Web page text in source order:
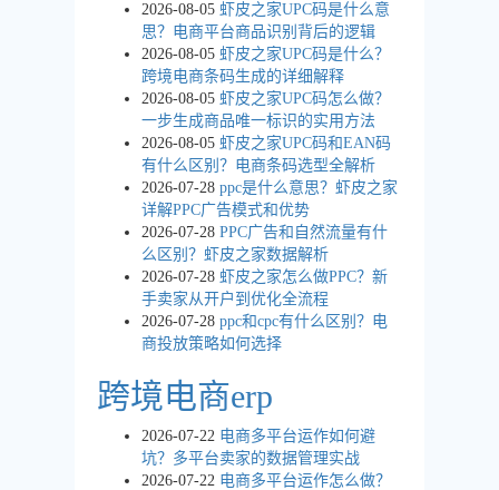
2026-08-05 虾皮之家UPC码是什么意
思？电商平台商品识别背后的逻辑
2026-08-05 虾皮之家UPC码是什么？
跨境电商条码生成的详细解释
2026-08-05 虾皮之家UPC码怎么做？
一步生成商品唯一标识的实用方法
2026-08-05 虾皮之家UPC码和EAN码
有什么区别？电商条码选型全解析
2026-07-28 ppc是什么意思？虾皮之家
详解PPC广告模式和优势
2026-07-28 PPC广告和自然流量有什
么区别？虾皮之家数据解析
2026-07-28 虾皮之家怎么做PPC？新
手卖家从开户到优化全流程
2026-07-28 ppc和cpc有什么区别？电
商投放策略如何选择
跨境电商erp
2026-07-22 电商多平台运作如何避
坑？多平台卖家的数据管理实战
2026-07-22 电商多平台运作怎么做？